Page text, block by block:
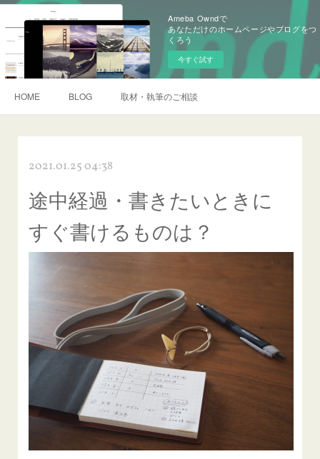
Ameba Owndで
あなただけのホームページやブログをつ
くろう
今すぐ試す
HOME BLOG 取材・執筆のご相談
2021.01.25 04:38
途中経過・書きたいときに
すぐ書けるものは？